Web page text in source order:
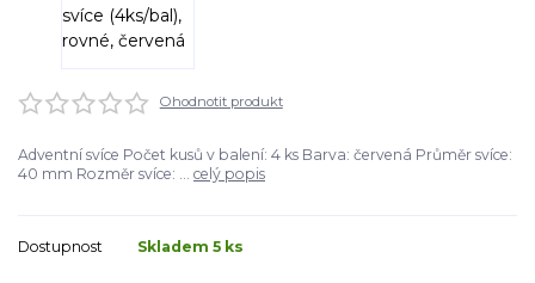
Ohodnotit produkt
Adventní svíce Počet kusů v balení: 4 ks Barva: červená Průměr svíce:
40 mm Rozměr svíce: ... celý popis
Dostupnost Skladem 5 ks